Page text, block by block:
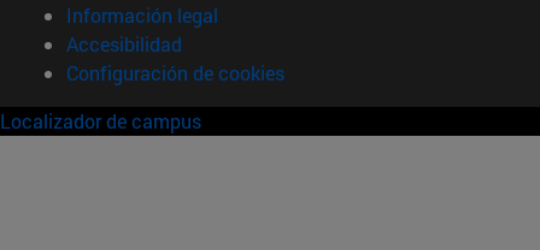
Información legal
Accesibilidad
Configuración de cookies
Localizador de campus